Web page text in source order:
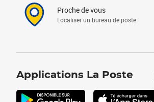
Proche de vous
Localiser un bureau de poste
Applications La Poste